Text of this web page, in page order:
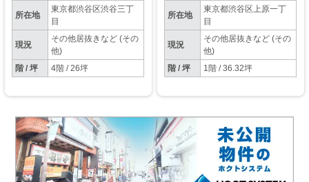
所在地
東京都渋谷区渋谷三丁
目
現況
その他居抜きなど (その
他)
階 / 坪
4階 / 26坪
所在地
東京都渋谷区上原一丁
目
現況
その他居抜きなど (その
他)
階 / 坪
1階 / 36.32坪